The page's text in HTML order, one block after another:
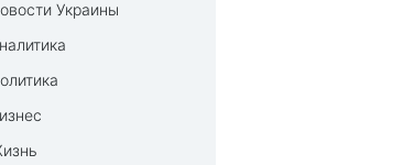
Украины